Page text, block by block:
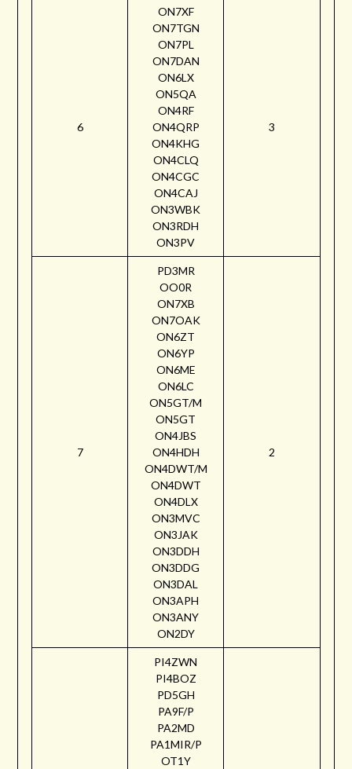
6
ON7XF
ON7TGN
ON7PL
ON7DAN
ON6LX
ON5QA
ON4RF
ON4QRP
ON4KHG
ON4CLQ
ON4CGC
ON4CAJ
ON3WBK
ON3RDH
ON3PV
3
7
PD3MR
OO0R
ON7XB
ON7OAK
ON6ZT
ON6YP
ON6ME
ON6LC
ON5GT/M
ON5GT
ON4JBS
ON4HDH
ON4DWT/M
ON4DWT
ON4DLX
ON3MVC
ON3JAK
ON3DDH
ON3DDG
ON3DAL
ON3APH
ON3ANY
ON2DY
2
PI4ZWN
PI4BOZ
PD5GH
PA9F/P
PA2MD
PA1MIR/P
OT1Y